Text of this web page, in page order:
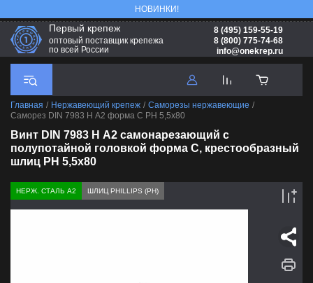
НОВИНКИ!
Первый крепеж
оптовый поставщик крепежа
по всей России
8 (495) 159-55-19
8 (800) 775-74-68
info@onekrep.ru
Главная / Нержавеющий крепеж / Саморезы нержавеющие /
Саморез DIN 7983 H А2 форма С PH 5,5х80
Винт DIN 7983 H А2 самонарезающий с
полупотайной головкой форма С, крестообразный
шлиц PH 5,5х80
НЕРЖ. СТАЛЬ А2 ШЛИЦ PHILLIPS (PH)